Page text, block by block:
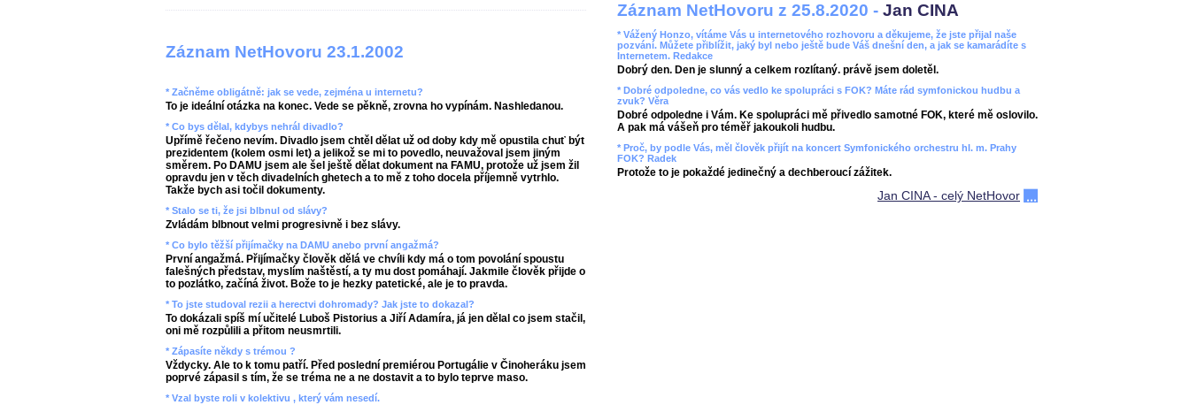
Záznam NetHovoru 23.1.2002
* Začněme obligátně: jak se vede, zejména u internetu?
To je ideální otázka na konec. Vede se pěkně, zrovna ho vypínám. Nashledanou.
* Co bys dělal, kdybys nehrál divadlo?
Upřímě řečeno nevím. Divadlo jsem chtěl dělat už od doby kdy mě opustila chuť být
prezidentem (kolem osmi let) a jelikož se mi to povedlo, neuvažoval jsem jiným
směrem. Po DAMU jsem ale šel ještě dělat dokument na FAMU, protože už jsem žil
opravdu jen v těch divadelních ghetech a to mě z toho docela příjemně vytrhlo.
Takže bych asi točil dokumenty.
* Stalo se ti, že jsi blbnul od slávy?
Zvládám blbnout velmi progresivně i bez slávy.
* Co bylo těžší přijímačky na DAMU anebo první angažmá?
První angažmá. Přijímačky člověk dělá ve chvíli kdy má o tom povolání spoustu
falešných představ, myslím naštěstí, a ty mu dost pomáhají. Jakmile člověk přijde o
to pozlátko, začíná život. Bože to je hezky patetické, ale je to pravda.
* To jste studoval rezii a herectvi dohromady? Jak jste to dokazal?
To dokázali spíš mí učitelé Luboš Pistorius a Jiří Adamíra, já jen dělal co jsem stačil,
oni mě rozpůlili a přitom neusmrtili.
* Zápasíte někdy s trémou ?
Vždycky. Ale to k tomu patří. Před poslední premiérou Portugálie v Činoheráku jsem
poprvé zápasil s tím, že se tréma ne a ne dostavit a to bylo teprve maso.
* Vzal byste roli v kolektivu , který vám nesedí.
Záznam NetHovoru z 25.8.2020 - Jan CINA
* Vážený Honzo, vítáme Vás u internetového rozhovoru a děkujeme, že jste přijal naše
pozvání. Můžete přiblížit, jaký byl nebo ještě bude Váš dnešní den, a jak se kamarádíte s
Internetem. Redakce
Dobrý den. Den je slunný a celkem rozlítaný. právě jsem doletěl.
* Dobré odpoledne, co vás vedlo ke spolupráci s FOK? Máte rád symfonickou hudbu a
zvuk? Věra
Dobré odpoledne i Vám. Ke spolupráci mě přivedlo samotné FOK, které mě oslovilo.
A pak má vášeň pro téměř jakoukoli hudbu.
* Proč, by podle Vás, měl člověk přijít na koncert Symfonického orchestru hl. m. Prahy
FOK? Radek
Protože to je pokaždé jedinečný a dechberoucí zážitek.
Jan CINA - celý NetHovor